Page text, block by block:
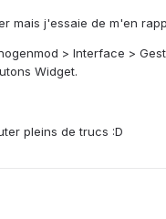
mais j'essaie de m'en
> Interface >
Widget.
pleins de trucs :D